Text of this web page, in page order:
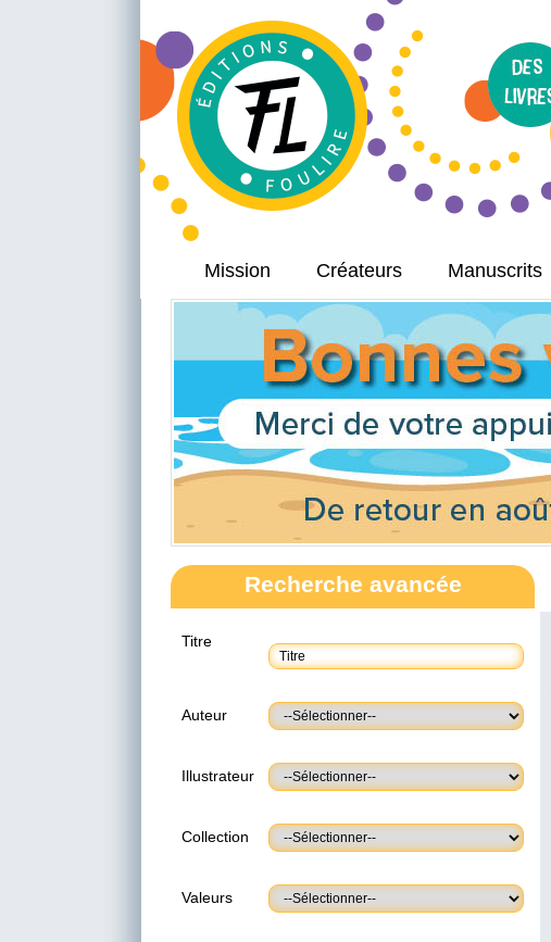
Mission Créateurs Manuscrits
Recherche avancée
Titre
Auteur
Illustrateur
Collection
Valeurs